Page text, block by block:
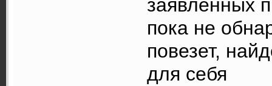
заявленных
пока не
повезет,
для себя